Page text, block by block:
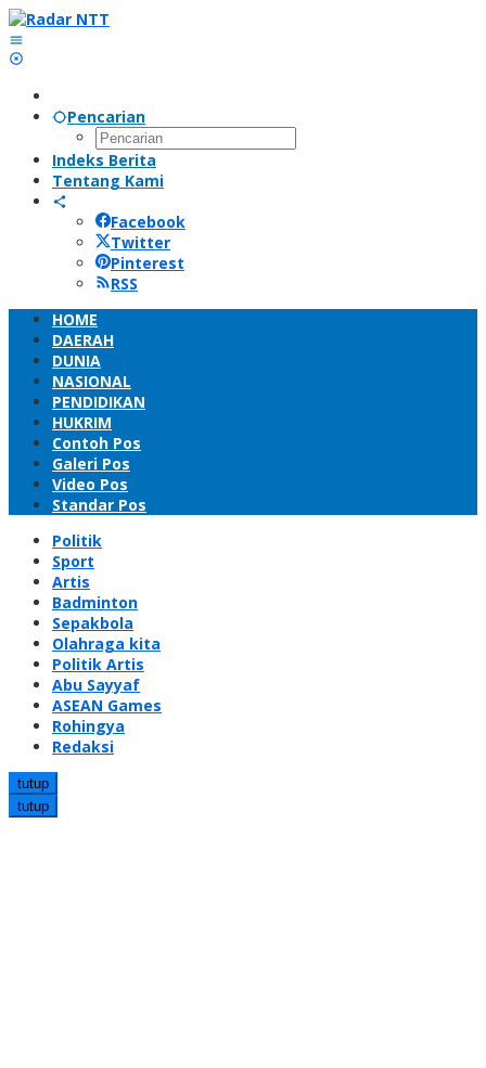
Lewati
ke
konten
Pencarian
Indeks Berita
Tentang Kami
Facebook
Twitter
Pinterest
RSS
HOME
DAERAH
DUNIA
NASIONAL
PENDIDIKAN
HUKRIM
Contoh Pos
Galeri Pos
Video Pos
Standar Pos
Politik
Sport
Artis
Badminton
Sepakbola
Olahraga kita
Politik Artis
Abu Sayyaf
ASEAN Games
Rohingya
Redaksi
tutup
tutup